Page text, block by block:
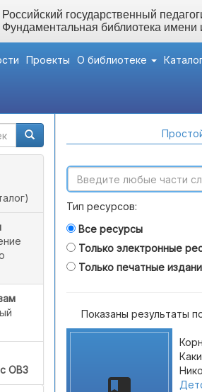
Российский государственный
Фундаментальная библиотека
Проекты О библиотеке
ОВЗ
Тип ресурсов:
Все ресурсы
Только электронные
Только печатные
Показаны результаты